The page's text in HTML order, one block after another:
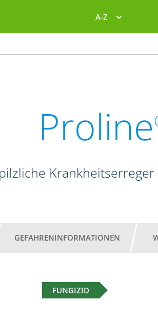
A-Z
Proline
GEFAHRENINFORMATIONEN
FUNGIZID